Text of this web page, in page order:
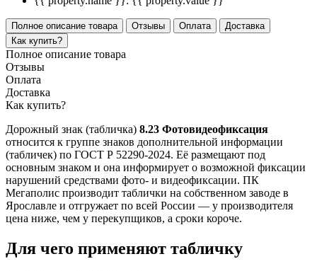
Полное описание товара Отзывы Оплата
Доставка
Как купить?
Полное описание товара
Отзывы
Оплата
Доставка
Как купить?
Дорожный знак (табличка) 8.23 Фотовидеофиксация
относится к группе знаков дополнительной информации
(табличек) по ГОСТ Р 52290-2024. Её размещают под
основным знаком и она информирует о возможной фиксации
нарушений средствами фото- и видеофиксации. ПК
Мегаполис производит таблички на собственном заводе в
Ярославле и отгружает по всей России — у производителя
цена ниже, чем у перекупщиков, а сроки короче.
Для чего применяют табличку